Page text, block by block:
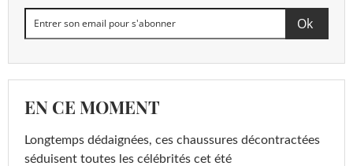
EN CE MOMENT
Longtemps dédaignées, ces chaussures décontractées
séduisent toutes les célébrités cet été